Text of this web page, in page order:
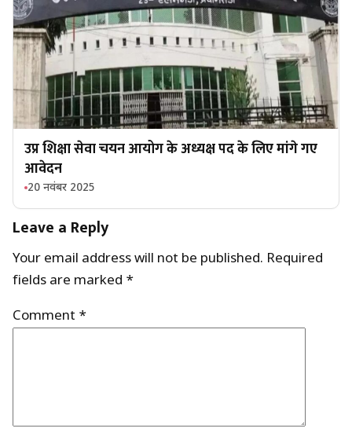
उप्र शिक्षा सेवा चयन आयोग के अध्यक्ष पद के लिए मांगे गए
आवेदन
20 नवंबर 2025
Leave a Reply
Your email address will not be published. Required
fields are marked *
Comment *